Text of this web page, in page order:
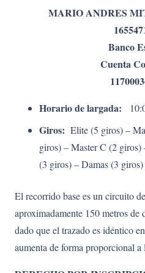
MARIO ANDRES
Banco
Cuenta
Horario de largada:
Giros: Elite (5 giros) –
giros) – Master C (2
(3 giros) – Damas (3
El recorrido base es un circuito
aproximadamente 150 metros
dado que el trazado es idéntico
aumenta de forma proporcional a